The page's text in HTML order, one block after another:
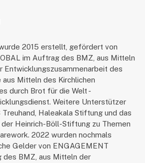
2015 erstellt, gefördert von
im Auftrag des BMZ, aus Mitteln
Entwicklungszusammenarbeit des
aus Mitteln des Kirchlichen
durch Brot für die Welt -
Weitere Unterstützer
Treuhand, Haleakala Stiftung und das
Heinrich-Böll-Stiftung zu Themen
2022 wurden nochmals
Gelder von ENGAGEMENT
des BMZ, aus Mitteln der